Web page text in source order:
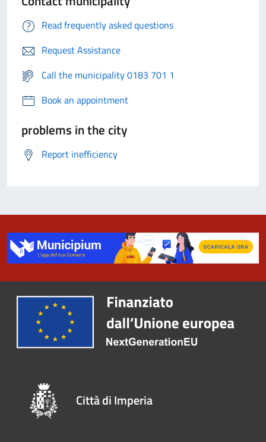
Read frequently asked questions
Request Assistance
Call the municipality 0183 701 1
Book an appointment
problems in the city
Report inefficiency
Città di Imperia